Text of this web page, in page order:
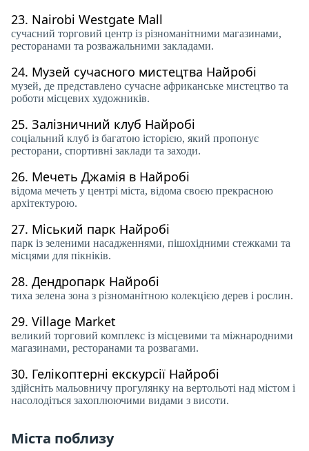
23. Nairobi Westgate Mall
сучасний торговий центр із різноманітними магазинами,
ресторанами та розважальними закладами.
24. Музей сучасного мистецтва Найробі
музей, де представлено сучасне африканське мистецтво та
роботи місцевих художників.
25. Залізничний клуб Найробі
соціальний клуб із багатою історією, який пропонує
ресторани, спортивні заклади та заходи.
26. Мечеть Джамія в Найробі
відома мечеть у центрі міста, відома своєю прекрасною
архітектурою.
27. Міський парк Найробі
парк із зеленими насадженнями, пішохідними стежками та
місцями для пікніків.
28. Дендропарк Найробі
тиха зелена зона з різноманітною колекцією дерев і рослин.
29. Village Market
великий торговий комплекс із місцевими та міжнародними
магазинами, ресторанами та розвагами.
30. Гелікоптерні екскурсії Найробі
здійсніть мальовничу прогулянку на вертольоті над містом і
насолодіться захоплюючими видами з висоти.
Міста поблизу